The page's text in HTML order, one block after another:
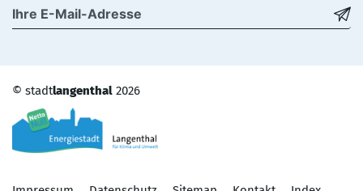
© stadtlangenthal 2026
Toolbar